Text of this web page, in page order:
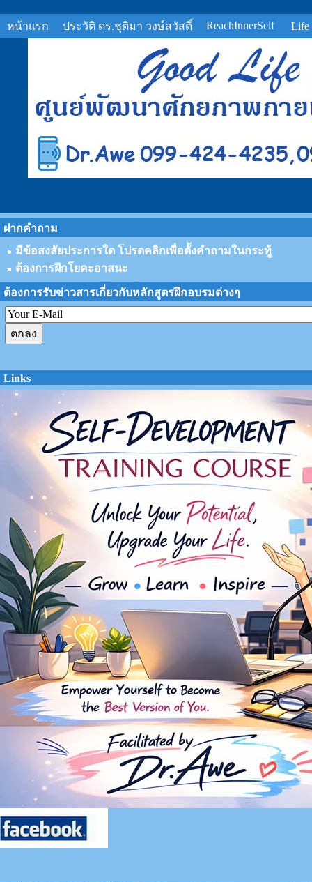
หน้าแรก ประวัติ ดร.ชุติมา วงษ์สวัสดิ์ ReachInnerSelf Life
ฝากคำถาม
มีข้อสงสัยประการใด โปรดคลิกเพื่อตั้งคำถามในกระทู้
ต้องการฝึกโยคะอาสนะ
ต้องการรับข่าวสารเกี่ยวกับหลักสูตรฝึกอบรมต่างๆ
Links